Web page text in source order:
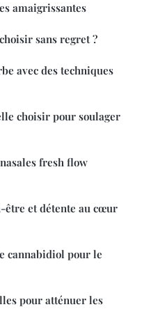
amaigrissantes
sans regret ?
avec des techniques
choisir pour soulager
fresh flow
être et détente au cœur
cannabidiol pour le
pour atténuer les